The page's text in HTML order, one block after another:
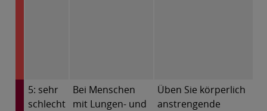
5: sehr
schlecht
Bei Menschen
mit Lungen- und
Üben Sie körperlich
anstrengende